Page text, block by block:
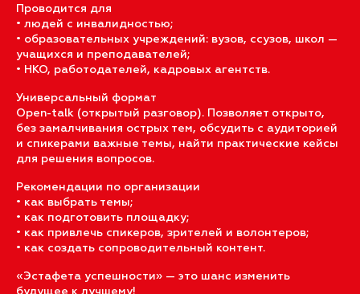
Проводится для
• людей с инвалидностью;
• образовательных учреждений: вузов, ссузов, школ —
учащихся и преподавателей;
• НКО, работодателей, кадровых агентств.
Универсальный формат
Open-talk (открытый разговор). Позволяет открыто,
без замалчивания острых тем, обсудить с аудиторией
и спикерами важные темы, найти практические кейсы
для решения вопросов.
Рекомендации по организации
• как выбрать темы;
• как подготовить площадку;
• как привлечь спикеров, зрителей и волонтеров;
• как создать сопроводительный контент.
«Эстафета успешности» — это шанс изменить